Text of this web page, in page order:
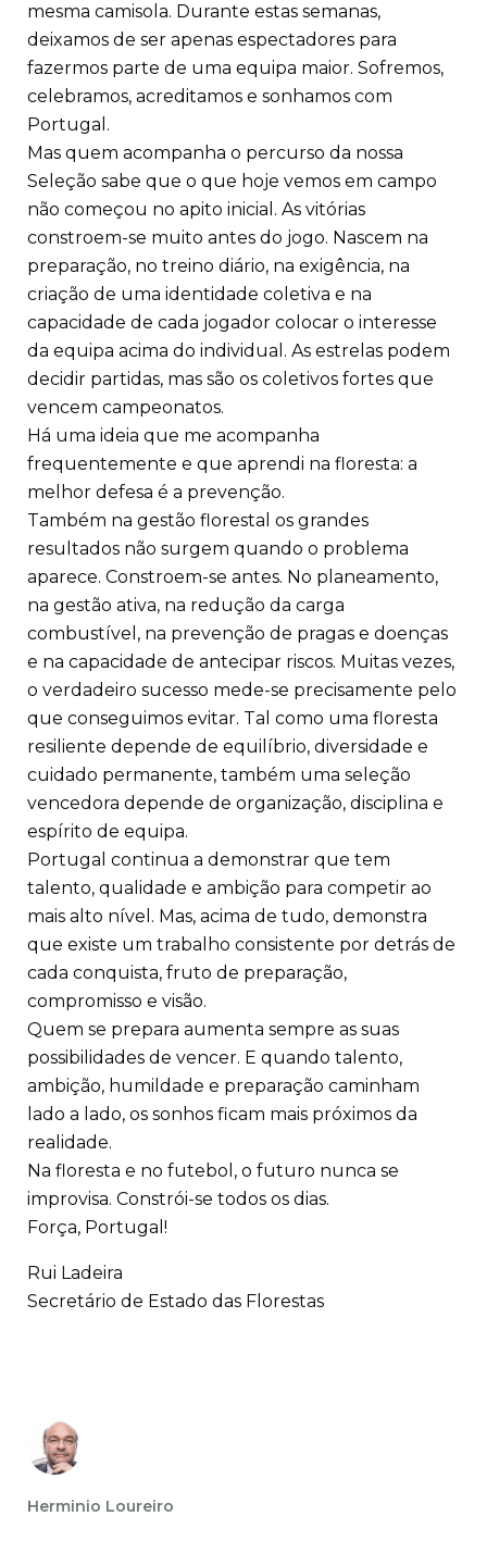
mesma camisola. Durante estas semanas,
deixamos de ser apenas espectadores para
fazermos parte de uma equipa maior. Sofremos,
celebramos, acreditamos e sonhamos com
Portugal.
Mas quem acompanha o percurso da nossa
Seleção sabe que o que hoje vemos em campo
não começou no apito inicial. As vitórias
constroem-se muito antes do jogo. Nascem na
preparação, no treino diário, na exigência, na
criação de uma identidade coletiva e na
capacidade de cada jogador colocar o interesse
da equipa acima do individual. As estrelas podem
decidir partidas, mas são os coletivos fortes que
vencem campeonatos.
Há uma ideia que me acompanha
frequentemente e que aprendi na floresta: a
melhor defesa é a prevenção.
Também na gestão florestal os grandes
resultados não surgem quando o problema
aparece. Constroem-se antes. No planeamento,
na gestão ativa, na redução da carga
combustível, na prevenção de pragas e doenças
e na capacidade de antecipar riscos. Muitas vezes,
o verdadeiro sucesso mede-se precisamente pelo
que conseguimos evitar. Tal como uma floresta
resiliente depende de equilíbrio, diversidade e
cuidado permanente, também uma seleção
vencedora depende de organização, disciplina e
espírito de equipa.
Portugal continua a demonstrar que tem
talento, qualidade e ambição para competir ao
mais alto nível. Mas, acima de tudo, demonstra
que existe um trabalho consistente por detrás de
cada conquista, fruto de preparação,
compromisso e visão.
Quem se prepara aumenta sempre as suas
possibilidades de vencer. E quando talento,
ambição, humildade e preparação caminham
lado a lado, os sonhos ficam mais próximos da
realidade.
Na floresta e no futebol, o futuro nunca se
improvisa. Constrói-se todos os dias.
Força, Portugal!
Rui Ladeira
Secretário de Estado das Florestas
Herminio Loureiro